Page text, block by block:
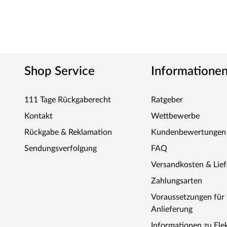
Shop Service
111 Tage Rückgaberecht
Kontakt
Rückgabe & Reklamation
Sendungsverfolgung
Informationen
Ratgeber
Wettbewerbe
Kundenbewertungen
FAQ
Versandkosten &
Zahlungsarten
Voraussetzungen für
Anlieferung